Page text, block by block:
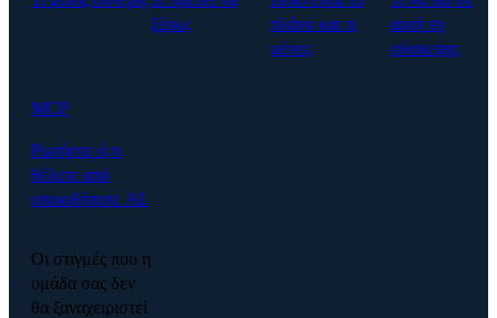
ξέρω;
πλάνο και τι
μένει;
αυτή τη
σύσκεψη;
MCP
Ρωτήστε ό,τι
θέλετε από
οποιοδήποτε AI.
Οι στιγμές που η
ομάδα σας δεν
θα ξαναχειριστεί